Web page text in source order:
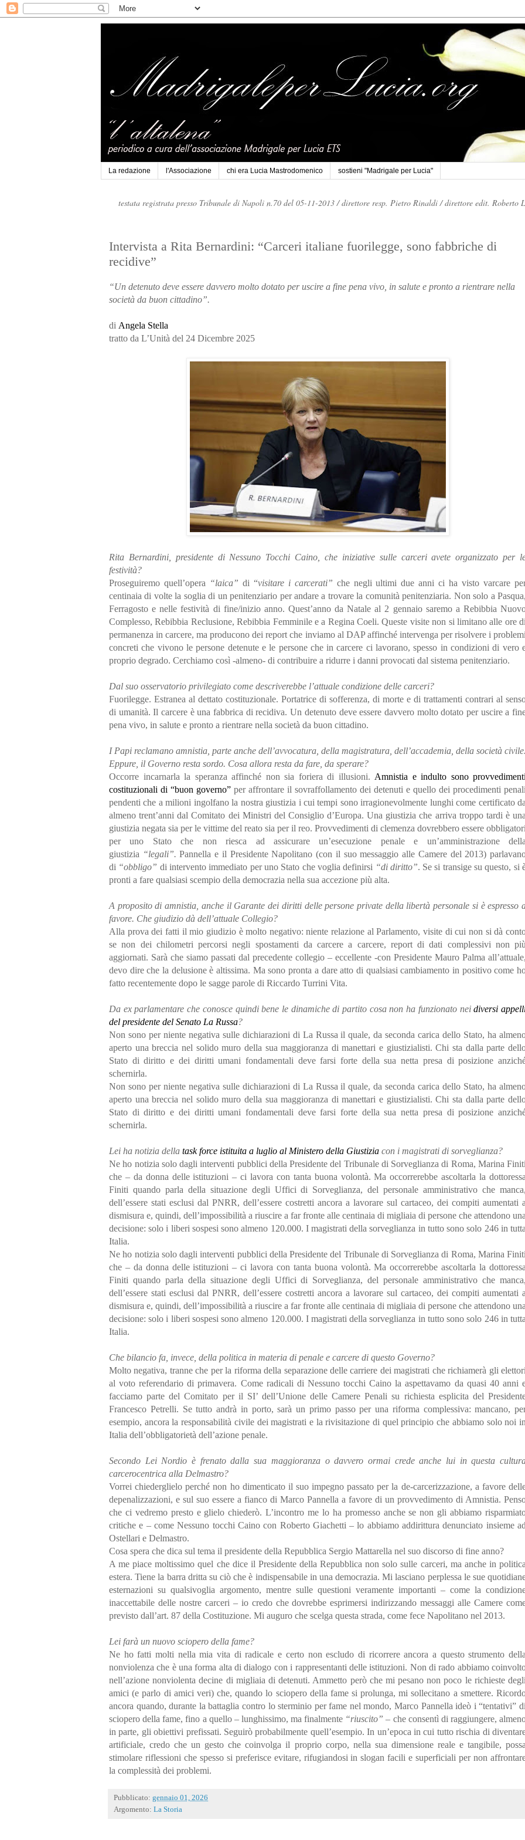
La redazione l'Associazione chi era Lucia Mastrodomenico sostieni "Madrigale per Lucia"
testata registrata presso Tribunale di Napoli n.70 del 05-11-2013 /direttore resp. Pietro Rinaldi /direttore edit. Roberto
Intervista a Rita Bernardini: “Carceri italiane fuorilegge, sono fabbriche di
recidive”
“Un detenuto deve essere davvero molto dotato per uscire a fine pena vivo, in salute e pronto a rientrare nella
società da buon cittadino”.
di Angela Stella
tratto da L’Unità del 24 Dicembre 2025
Rita Bernardini, presidente di Nessuno Tocchi Caino, che iniziative sulle carceri avete organizzato per
festività?
Proseguiremo quell’opera “laica” di “visitare i carcerati” che negli ultimi due anni ci ha visto varcare
centinaia di volte la soglia di un penitenziario per andare a trovare la comunità penitenziaria. Non solo a Pasqua,
Ferragosto e nelle festività di fine/inizio anno. Quest’anno da Natale al 2 gennaio saremo a Rebibbia
Complesso, Rebibbia Reclusione, Rebibbia Femminile e a Regina Coeli. Queste visite non si limitano alle ore di
permanenza in carcere, ma producono dei report che inviamo al DAP affinché intervenga per risolvere i problemi
concreti che vivono le persone detenute e le persone che in carcere ci lavorano, spesso in condizioni di vero
proprio degrado. Cerchiamo così -almeno- di contribuire a ridurre i danni provocati dal sistema penitenziario.
Dal suo osservatorio privilegiato come descriverebbe l’attuale condizione delle carceri?
Fuorilegge. Estranea al dettato costituzionale. Portatrice di sofferenza, di morte e di trattamenti contrari al
di umanità. Il carcere è una fabbrica di recidiva. Un detenuto deve essere davvero molto dotato per uscire a
pena vivo, in salute e pronto a rientrare nella società da buon cittadino.
I Papi reclamano amnistia, parte anche dell’avvocatura, della magistratura, dell’accademia, della società civile.
Eppure, il Governo resta sordo. Cosa allora resta da fare, da sperare?
Occorre incarnarla la speranza affinché non sia foriera di illusioni. Amnistia e indulto sono provvedimenti
costituzionali di “buon governo” per affrontare il sovraffollamento dei detenuti e quello dei procedimenti penali
pendenti che a milioni ingolfano la nostra giustizia i cui tempi sono irragionevolmente lunghi come certificato da
almeno trent’anni dal Comitato dei Ministri del Consiglio d’Europa. Una giustizia che arriva troppo tardi è una
giustizia negata sia per le vittime del reato sia per il reo. Provvedimenti di clemenza dovrebbero essere obbligatori
per uno Stato che non riesca ad assicurare un’esecuzione penale e un’amministrazione della
giustizia “legali”. Pannella e il Presidente Napolitano (con il suo messaggio alle Camere del 2013)
di “obbligo” di intervento immediato per uno Stato che voglia definirsi “di diritto”. Se si transige su questo, si
pronti a fare qualsiasi scempio della democrazia nella sua accezione più alta.
A proposito di amnistia, anche il Garante dei diritti delle persone private della libertà personale si è espresso
favore. Che giudizio dà dell’attuale Collegio?
Alla prova dei fatti il mio giudizio è molto negativo: niente relazione al Parlamento, visite di cui non si dà
se non dei chilometri percorsi negli spostamenti da carcere a carcere, report di dati complessivi non più
aggiornati. Sarà che siamo passati dal precedente collegio – eccellente -con Presidente Mauro Palma all’attuale,
devo dire che la delusione è altissima. Ma sono pronta a dare atto di qualsiasi cambiamento in positivo come
fatto recentemente dopo le sagge parole di Riccardo Turrini Vita.
Da ex parlamentare che conosce quindi bene le dinamiche di partito cosa non ha funzionato neidiversi
del presidente del Senato La Russa?
Non sono per niente negativa sulle dichiarazioni di La Russa il quale, da seconda carica dello Stato, ha
aperto una breccia nel solido muro della sua maggioranza di manettari e giustizialisti. Chi sta dalla parte
Stato di diritto e dei diritti umani fondamentali deve farsi forte della sua netta presa di posizione
schernirla.
Non sono per niente negativa sulle dichiarazioni di La Russa il quale, da seconda carica dello Stato, ha
aperto una breccia nel solido muro della sua maggioranza di manettari e giustizialisti. Chi sta dalla parte
Stato di diritto e dei diritti umani fondamentali deve farsi forte della sua netta presa di posizione
schernirla.
Lei ha notizia della task force istituita a luglio al Ministero della Giustizia con i magistrati di sorveglianza?
Ne ho notizia solo dagli interventi pubblici della Presidente del Tribunale di Sorveglianza di Roma, Marina Finiti
che – da donna delle istituzioni – ci lavora con tanta buona volontà. Ma occorrerebbe ascoltarla la dottoressa
Finiti quando parla della situazione degli Uffici di Sorveglianza, del personale amministrativo che manca,
dell’essere stati esclusi dal PNRR, dell’essere costretti ancora a lavorare sul cartaceo, dei compiti aumentati a
dismisura e, quindi, dell’impossibilità a riuscire a far fronte alle centinaia di migliaia di persone che attendono una
decisione: solo i liberi sospesi sono almeno 120.000. I magistrati della sorveglianza in tutto sono solo 246 in tutta
Italia.
Ne ho notizia solo dagli interventi pubblici della Presidente del Tribunale di Sorveglianza di Roma, Marina Finiti
che – da donna delle istituzioni – ci lavora con tanta buona volontà. Ma occorrerebbe ascoltarla la dottoressa
Finiti quando parla della situazione degli Uffici di Sorveglianza, del personale amministrativo che manca,
dell’essere stati esclusi dal PNRR, dell’essere costretti ancora a lavorare sul cartaceo, dei compiti aumentati a
dismisura e, quindi, dell’impossibilità a riuscire a far fronte alle centinaia di migliaia di persone che attendono una
decisione: solo i liberi sospesi sono almeno 120.000. I magistrati della sorveglianza in tutto sono solo 246 in tutta
Italia.
Che bilancio fa, invece, della politica in materia di penale e carcere di questo Governo?
Molto negativa, tranne che per la riforma della separazione delle carriere dei magistrati che richiamerà gli elettori
al voto referendario di primavera. Come radicali di Nessuno tocchi Caino la aspettavamo da quasi 40 anni
facciamo parte del Comitato per il SI’ dell’Unione delle Camere Penali su richiesta esplicita del
Francesco Petrelli. Se tutto andrà in porto, sarà un primo passo per una riforma complessiva: mancano,
esempio, ancora la responsabilità civile dei magistrati e la rivisitazione di quel principio che abbiamo solo noi in
Italia dell’obbligatorietà dell’azione penale.
Secondo Lei Nordio è frenato dalla sua maggioranza o davvero ormai crede anche lui in questa
carcerocentrica alla Delmastro?
Vorrei chiederglielo perché non ho dimenticato il suo impegno passato per la de-carcerizzazione, a favore
depenalizzazioni, e sul suo essere a fianco di Marco Pannella a favore di un provvedimento di Amnistia.
che ci vedremo presto e glielo chiederò. L’incontro me lo ha promesso anche se non gli abbiamo
critiche e – come Nessuno tocchi Caino con Roberto Giachetti – lo abbiamo addirittura denunciato insieme ad
Ostellari e Delmastro.
Cosa spera che dica sul tema il presidente della Repubblica Sergio Mattarella nel suo discorso di fine anno?
A me piace moltissimo quel che dice il Presidente della Repubblica non solo sulle carceri, ma anche in politica
estera. Tiene la barra dritta su ciò che è indispensabile in una democrazia. Mi lasciano perplessa le sue
esternazioni su qualsivoglia argomento, mentre sulle questioni veramente importanti – come la
inaccettabile delle nostre carceri – io credo che dovrebbe esprimersi indirizzando messaggi alle Camere
previsto dall’art. 87 della Costituzione. Mi auguro che scelga questa strada, come fece Napolitano nel 2013.
Lei farà un nuovo sciopero della fame?
Ne ho fatti molti nella mia vita di radicale e certo non escludo di ricorrere ancora a questo strumento della
nonviolenza che è una forma alta di dialogo con i rappresentanti delle istituzioni. Non di rado abbiamo
nell’azione nonviolenta decine di migliaia di detenuti. Ammetto però che mi pesano non poco le richieste degli
amici (e parlo di amici veri) che, quando lo sciopero della fame si prolunga, mi sollecitano a smettere.
ancora quando, durante la battaglia contro lo sterminio per fame nel mondo, Marco Pannella ideò i “tentativi” di
sciopero della fame, fino a quello – lunghissimo, ma finalmente “riuscito” – che consentì di raggiungere,
in parte, gli obiettivi prefissati. Seguirò probabilmente quell’esempio. In un’epoca in cui tutto rischia di
artificiale, credo che un gesto che coinvolga il proprio corpo, nella sua dimensione reale e tangibile, possa
stimolare riflessioni che spesso si preferisce evitare, rifugiandosi in slogan facili e superficiali per non
la complessità dei problemi.
Pubblicato: gennaio 01, 2026
Argomento: La Storia